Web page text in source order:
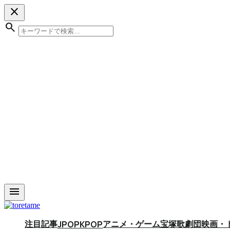
close
search
menu
注目記事JPOPKPOPアニメ・ゲーム宝塚歌劇団映画・